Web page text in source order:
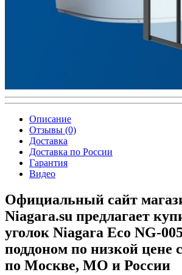
Описание
Отзывы (0)
Доставка
Доставка по России
Гарантия
Видео
Официальный сайт
Niagara.su предлагает
уголок Niagara Eco NG-
поддоном по низкой цене
по Москве, МО и России